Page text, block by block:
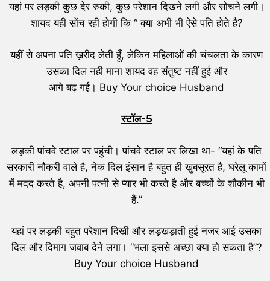
यहां पर लड़की कुछ देर रुकी, कुछ परेशान दिखने लगी और सोचने लगी।
शायद यही सोंच रही होगी कि “ क्या अभी भी ऐसे पति होते है?
यहीं से अपना पति ख़रीद लेती हूँ, लेकिन महिलाओं की चंचलता के कारण
उसका दिल नही माना शायद वह संतुष्ट नहीं हुई और
आगे बढ़ गई। Buy Your choice Husband
स्टॉल-5
लड़की पांचवे स्टाल पर पहुंची। पांचवे स्टाल पर लिखा था- “यहां के पति
सरकारी नौकरी वाले है, नेक दिल इंसान है बहुत ही खुबसूरत है, घरेलू कामों
में मदद करते है, अपनी पत्नी से प्यार भी करते है और बच्चों के शौकीन भी
हैं.”
यहां पर लड़की बहुत परेशान दिखी और लड़खड़ाती हुई नजर आई उसका
दिल और दिमाग जवाब देने लगा। “भला इससे अच्छा क्या हो सकता है”?
Buy Your choice Husband